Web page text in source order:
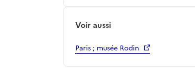
Voir aussi
Paris ; musée Rodin